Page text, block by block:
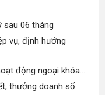
sau 06 tháng
vụ, định hướng
động ngoại khóa...
thưởng doanh số